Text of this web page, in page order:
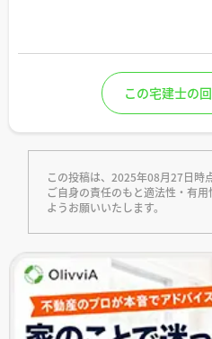
この宅建士の
この投稿は、2025年08月27日時
ご自身の責任のもと適法性・有
ようお願いいたします。